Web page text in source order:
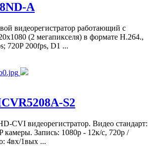
A
видеорегистратор работающий с
(2 мегапикселя) в формате H.264.,
720P 200fps, D1 ...
S2
CVI видеорегистратор. Видео стандарт:
Запись: 1080p - 12к/с, 720p /
4вх/1вых ...